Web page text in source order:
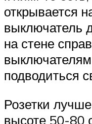
открывается
выключатель
на стене
подводиться
Розетки
высоте 50-80